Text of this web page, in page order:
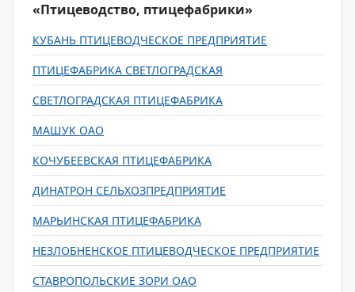
«Птицеводство, птицефабрики»
КУБАНЬ ПТИЦЕВОДЧЕСКОЕ ПРЕДПРИЯТИЕ
ПТИЦЕФАБРИКА СВЕТЛОГРАДСКАЯ
СВЕТЛОГРАДСКАЯ ПТИЦЕФАБРИКА
МАШУК ОАО
КОЧУБЕЕВСКАЯ ПТИЦЕФАБРИКА
ДИНАТРОН СЕЛЬХОЗПРЕДПРИЯТИЕ
МАРЬИНСКАЯ ПТИЦЕФАБРИКА
НЕЗЛОБНЕНСКОЕ ПТИЦЕВОДЧЕСКОЕ ПРЕДПРИЯТИЕ
СТАВРОПОЛЬСКИЕ ЗОРИ ОАО